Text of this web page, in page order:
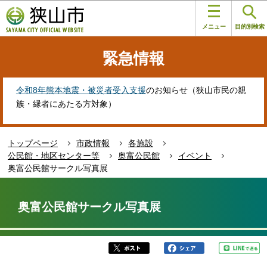
の
ペ
す
メニュー 目的別検索
緊急情報
令和8年熊本地震・被災者受入支援のお知らせ（狭山市民の親
族・縁者にあたる方対象）
トップページ 市政情報
各施設
公民館・地区センター等
奥富公民館
イベント
奥富公民館サークル写真展
か
奥富公民館サークル写真展